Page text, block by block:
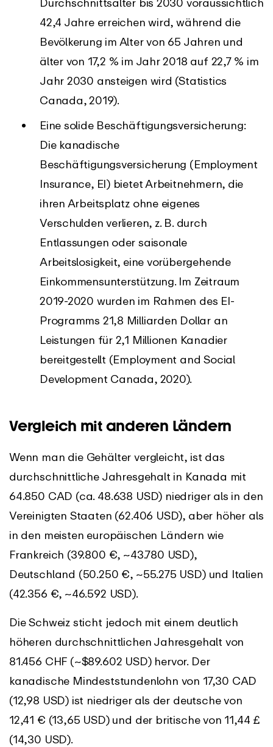
42,4 Jahre erreichen wird, während die
Bevölkerung im Alter von 65 Jahren und
älter von 17,2 % im Jahr 2018 auf 22,7 % im
Jahr 2030 ansteigen wird (Statistics
Canada, 2019).
Eine solide Beschäftigungsversicherung:
Die kanadische
Beschäftigungsversicherung (Employment
Insurance, EI) bietet Arbeitnehmern, die
ihren Arbeitsplatz ohne eigenes
Verschulden verlieren, z. B. durch
Entlassungen oder saisonale
Arbeitslosigkeit, eine vorübergehende
Einkommensunterstützung. Im Zeitraum
2019-2020 wurden im Rahmen des EI-
Programms 21,8 Milliarden Dollar an
Leistungen für 2,1 Millionen Kanadier
bereitgestellt (Employment and Social
Development Canada, 2020).
Vergleich mit anderen Ländern
Wenn man die Gehälter vergleicht, ist das
durchschnittliche Jahresgehalt in Kanada mit
64.850 CAD (ca. 48.638 USD) niedriger als in den
Vereinigten Staaten (62.406 USD), aber höher als
in den meisten europäischen Ländern wie
Frankreich (39.800 €, ~43.780 USD),
Deutschland (50.250 €, ~55.275 USD) und Italien
(42.356 €, ~46.592 USD).
Die Schweiz sticht jedoch mit einem deutlich
höheren durchschnittlichen Jahresgehalt von
81.456 CHF (~$89.602 USD) hervor. Der
kanadische Mindeststundenlohn von 17,30 CAD
(12,98 USD) ist niedriger als der deutsche von
12,41 € (13,65 USD) und der britische von 11,44 £
(14,30 USD).